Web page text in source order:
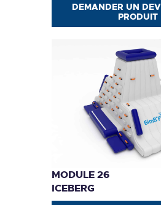
DEMANDER UN
PRODUIT
MODULE 26
ICEBERG